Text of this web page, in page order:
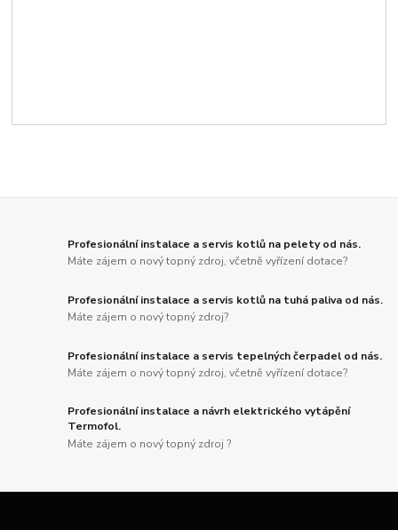
Profesionální instalace a servis kotlů na pelety od nás.
Máte zájem o nový topný zdroj, včetně vyřízení dotace?
Profesionální instalace a servis kotlů na tuhá paliva od nás.
Máte zájem o nový topný zdroj?
Profesionální instalace a servis tepelných čerpadel od nás.
Máte zájem o nový topný zdroj, včetně vyřízení dotace?
Profesionální instalace a návrh elektrického vytápění
Termofol.
Máte zájem o nový topný zdroj ?